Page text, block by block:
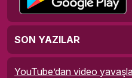
SON YAZILAR
YouTube’dan video